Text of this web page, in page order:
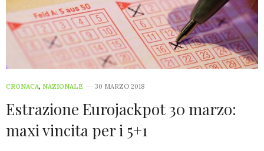
CRONACA, NAZIONALE 30 MARZO 2018
Estrazione Eurojackpot 30 marzo:
maxi vincita per i 5+1